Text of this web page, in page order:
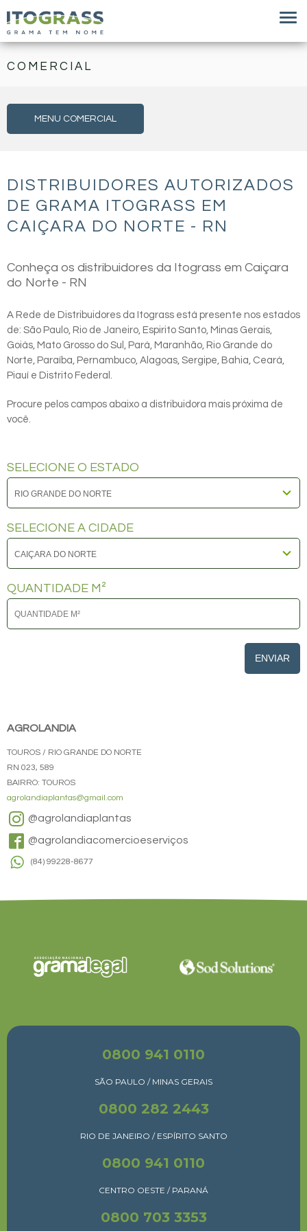
COMERCIAL
MENU COMERCIAL
DISTRIBUIDORES AUTORIZADOS
DE GRAMA ITOGRASS EM
CAIÇARA DO NORTE - RN
Conheça os distribuidores da Itograss em Caiçara
do Norte - RN
A Rede de Distribuidores da Itograss está presente nos estados
de: São Paulo, Rio de Janeiro, Espirito Santo, Minas Gerais,
Goiás, Mato Grosso do Sul, Pará, Maranhão, Rio Grande do
Norte, Paraíba, Pernambuco, Alagoas, Sergipe, Bahia, Ceará,
Piauí e Distrito Federal.
Procure pelos campos abaixo a distribuidora mais próxima de
você.
SELECIONE O ESTADO
SELECIONE A CIDADE
QUANTIDADE M²
ENVIAR
AGROLANDIA
TOUROS / RIO GRANDE DO NORTE
RN 023, 589
BAIRRO: TOUROS
agrolandiaplantas@gmail.com
@agrolandiaplantas
@agrolandiacomercioeserviços
(84) 99228-8677
0800 941 0110
SÃO PAULO / MINAS GERAIS
0800 282 2443
RIO DE JANEIRO / ESPÍRITO SANTO
0800 941 0110
CENTRO OESTE / PARANÁ
0800 703 3353